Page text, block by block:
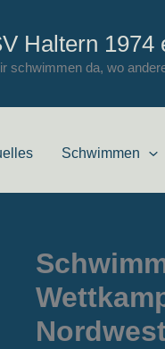
Haltern 1974
schwimmen da, wo
Schwimmen